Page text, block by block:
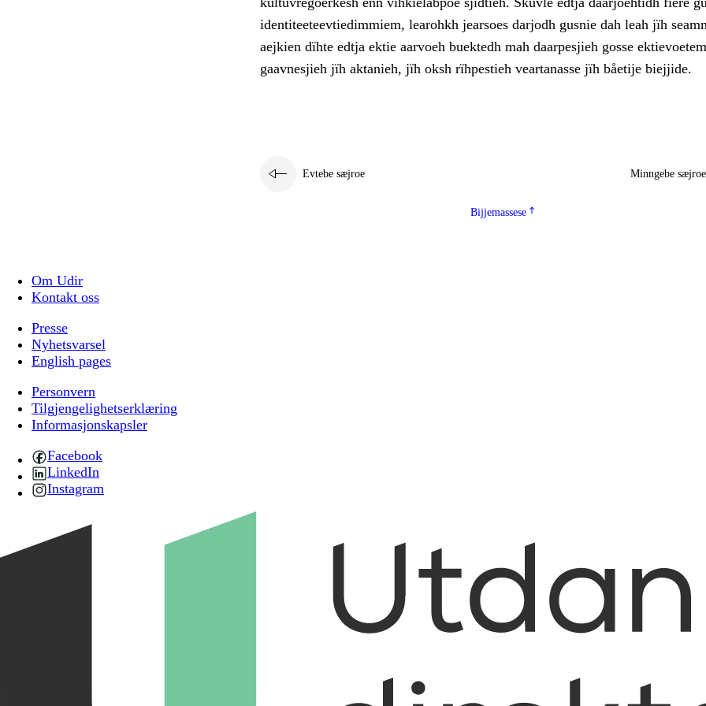
identiteeteevtiedimmiem, learohkh jearsoes darjodh gusnie dah leah jïh
aejkien dïhte edtja ektie aarvoeh buektedh mah daarpesjieh gosse ektievoetem
gaavnesjieh jïh aktanieh, jïh oksh rïhpestieh veartanasse jïh båetije biejjide.
Evtebe sæjroe Minngebe sæjroe
Bijjemassese
Om Udir
Kontakt oss
Presse
Nyhetsvarsel
English pages
Personvern
Tilgjengelighetserklæring
Informasjonskapsler
Facebook
LinkedIn
Instagram